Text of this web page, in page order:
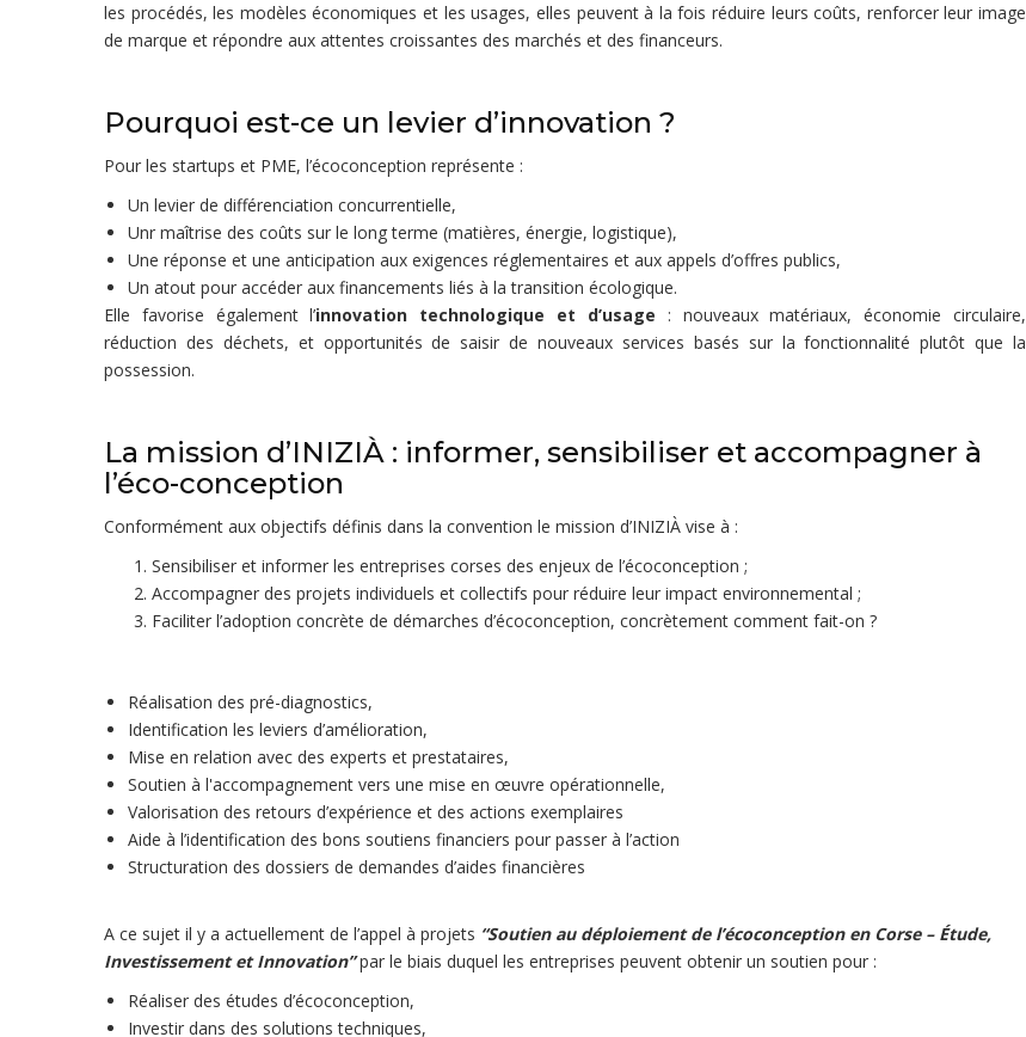
les procédés, les modèles économiques et les usages, elles peuvent à la fois réduire leurs coûts, renforcer leur image
de marque et répondre aux attentes croissantes des marchés et des financeurs.
Pourquoi est-ce un levier d’innovation ?
Pour les startups et PME, l’écoconception représente :
Un levier de différenciation concurrentielle,
Unr maîtrise des coûts sur le long terme (matières, énergie, logistique),
Une réponse et une anticipation aux exigences réglementaires et aux appels d’offres publics,
Un atout pour accéder aux financements liés à la transition écologique.
Elle favorise également l’innovation technologique et d’usage : nouveaux matériaux, économie circulaire,
réduction des déchets, et opportunités de saisir de nouveaux services basés sur la fonctionnalité plutôt que la
possession.
La mission d’INIZIÀ : informer, sensibiliser et accompagner à
l’éco-conception
Conformément aux objectifs définis dans la convention le mission d’INIZIÀ vise à :
Sensibiliser et informer les entreprises corses des enjeux de l’écoconception ;
Accompagner des projets individuels et collectifs pour réduire leur impact environnemental ;
Faciliter l’adoption concrète de démarches d’écoconception, concrètement comment fait-on ?
Réalisation des pré-diagnostics,
Identification les leviers d’amélioration,
Mise en relation avec des experts et prestataires,
Soutien à l'accompagnement vers une mise en œuvre opérationnelle,
Valorisation des retours d’expérience et des actions exemplaires
Aide à l’identification des bons soutiens financiers pour passer à l’action
Structuration des dossiers de demandes d’aides financières
A ce sujet il y a actuellement de l’appel à projets “Soutien au déploiement de l’écoconception en Corse – Étude,
Investissement et Innovation”par le biais duquel les entreprises peuvent obtenir un soutien pour :
Réaliser des études d’écoconception,
Investir dans des solutions techniques,